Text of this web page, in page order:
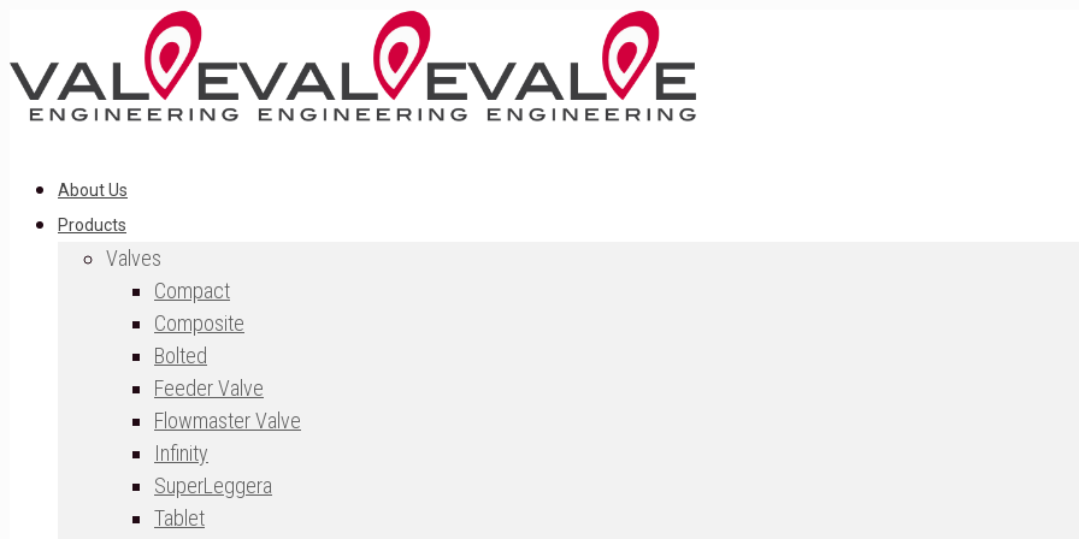
About Us
Products
Valves
Compact
Composite
Bolted
Feeder Valve
Flowmaster Valve
Infinity
SuperLeggera
Tablet